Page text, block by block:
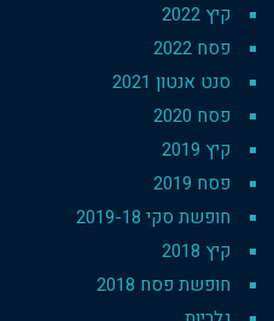
קיץ 2022
פסח 2022
סנט אנטון 2021
פסח 2020
קיץ 2019
פסח 2019
חופשת סקי 2019-18
קיץ 2018
חופשת פסח 2018